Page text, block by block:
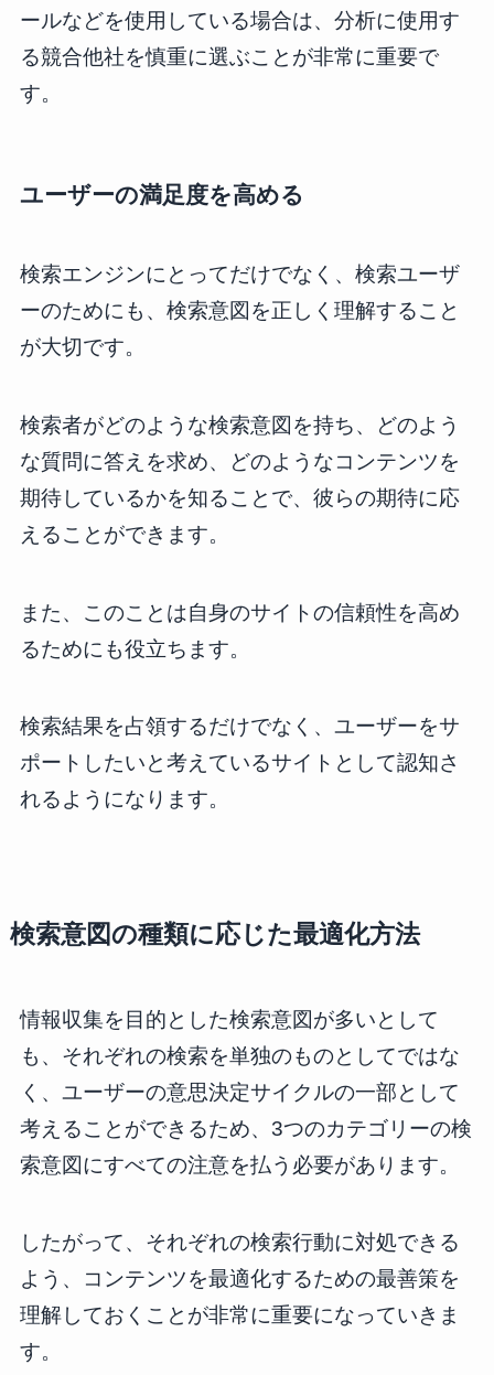
ールなどを使用している場合は、分析に使用す
る競合他社を慎重に選ぶことが非常に重要で
す。
ユーザーの満足度を高める
検索エンジンにとってだけでなく、検索ユーザ
ーのためにも、検索意図を正しく理解すること
が大切です。
検索者がどのような検索意図を持ち、どのよう
な質問に答えを求め、どのようなコンテンツを
期待しているかを知ることで、彼らの期待に応
えることができます。
また、このことは自身のサイトの信頼性を高め
るためにも役立ちます。
検索結果を占領するだけでなく、ユーザーをサ
ポートしたいと考えているサイトとして認知さ
れるようになります。
検索意図の種類に応じた最適化方法
情報収集を目的とした検索意図が多いとして
も、それぞれの検索を単独のものとしてではな
く、ユーザーの意思決定サイクルの一部として
考えることができるため、3つのカテゴリーの検
索意図にすべての注意を払う必要があります。
したがって、それぞれの検索行動に対処できる
よう、コンテンツを最適化するための最善策を
理解しておくことが非常に重要になっていきま
す。